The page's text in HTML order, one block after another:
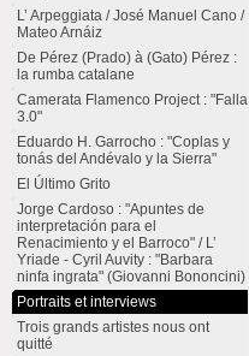
L’ Arpeggiata / José Manuel Cano /
Mateo Arnáiz
De Pérez (Prado) à (Gato) Pérez :
la rumba catalane
Camerata Flamenco Project : "Falla
3.0"
Eduardo H. Garrocho : "Coplas y
tonás del Andévalo y la Sierra"
El Último Grito
Jorge Cardoso : "Apuntes de
interpretación para el
Renacimiento y el Barroco" / L’
Yriade - Cyril Auvity : "Barbara
ninfa ingrata" (Giovanni Bononcini)
Portraits et interviews
Trois grands artistes nous ont
quitté